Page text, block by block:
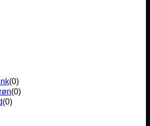
(0)
(0)
(0)